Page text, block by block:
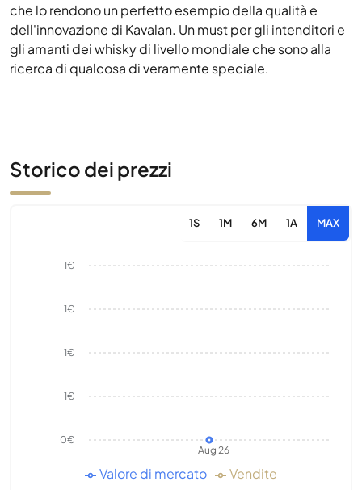
che lo rendono un perfetto esempio della qualità e
dell'innovazione di Kavalan. Un must per gli intenditori e
gli amanti dei whisky di livello mondiale che sono alla
ricerca di qualcosa di veramente speciale.
Storico dei prezzi
1S 1M 6M 1A MAX
Aug 26
0€
1€
1€
1€
1€
Valore di mercato Vendite